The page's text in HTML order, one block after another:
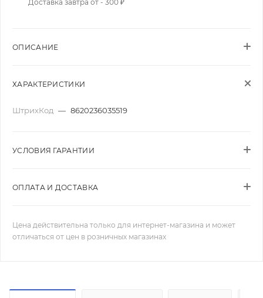
Доставка завтра от - 300 ₽
ОПИСАНИЕ
ХАРАКТЕРИСТИКИ
ШтрихКод — 8620236035519
УСЛОВИЯ ГАРАНТИИ
ОПЛАТА И ДОСТАВКА
Цена действительна только для интернет-магазина и может
отличаться от цен в розничных магазинах